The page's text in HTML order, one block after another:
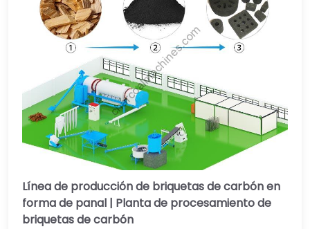
Línea de producción de briquetas de carbón en
forma de panal | Planta de procesamiento de
briquetas de carbón